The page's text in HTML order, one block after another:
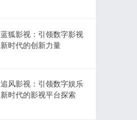
蓝狐影视：引领数字影视
新时代的创新力量
追风影视：引领数字娱乐
新时代的影视平台探索